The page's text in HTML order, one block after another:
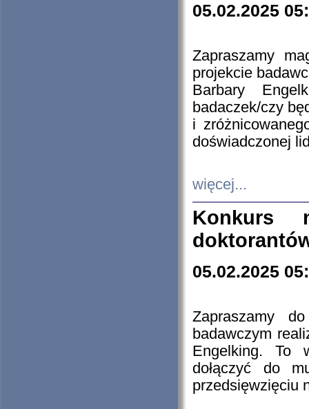
05.02.2025
Zapraszamy
projekcie
Barbary
badaczek/czy
i
doświadczonej
więcej...
Konkurs
05.02.2025
Zapraszamy
badawczym
Engelking. To
dołączyć do
przedsięwzięciu